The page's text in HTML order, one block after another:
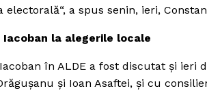
a spus senin, ieri,
Iacoban la alegerile locale
în ALDE a fost discutat şi
şi Ioan Asaftei, şi cu